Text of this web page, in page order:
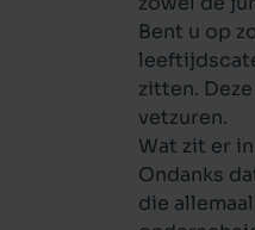
Bent u op
zitten.
vetzuren.
Wat zit er
Ondanks
die